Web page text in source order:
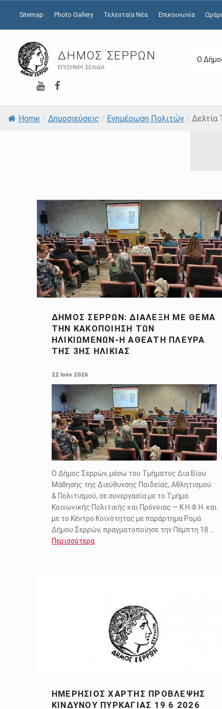
ΔΉΜΟΣ ΣΕΡΡΏΝ
ΕΠΊΣΗΜΗ ΣΕΛΊΔΑ
Ο
YouTube
Sitemap Photo Gallery Τελευταία Νέα Επικοινωνία
Home / Δημοσιεύσεις / Ενημέρωση Πολιτών / Δελτία
ΔΉΜΟΣ ΣΕΡΡΏΝ: ΔΙΆΛΕΞΗ ΜΕ ΘΈΜΑ
ΤΗΝ ΚΑΚΟΠΟΊΗΣΗ ΤΩΝ
ΗΛΙΚΙΩΜΈΝΩΝ-Η ΑΘΈΑΤΗ ΠΛΕΥΡΆ
ΤΗΣ 3ΗΣ ΗΛΙΚΊΑΣ
22 Ιούν 2026
Ο Δήμος Σερρών, μέσω του Τμήματος Δια Βίου
Μάθησης της Διεύθυνσης Παιδείας, Αθλητισμού
& Πολιτισμού, σε συνεργασία με το Τμήμα
Κοινωνικής Πολιτικής και Πρόνοιας — Κ.Η.Φ.Η. και
με το Κέντρο Κοινότητας με παράρτημα Ρομά
Δήμου Σερρών, πραγματοποίησε την Πέμπτη 18 …
Περισσότερα
ΗΜΕΡΉΣΙΟΣ ΧΆΡΤΗΣ ΠΡΌΒΛΕΨΗΣ
ΚΙΝΔΎΝΟΥ ΠΥΡΚΑΓΙΆΣ 19 6 2026